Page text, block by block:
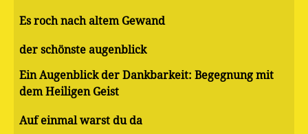
Es roch nach altem Gewand
der schönste augenblick
Ein Augenblick der Dankbarkeit: Begegnung mit
dem Heiligen Geist
Auf einmal warst du da